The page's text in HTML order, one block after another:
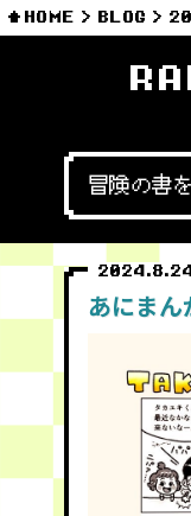
HOME BLOG
冒険の書
2024.8.24
あにまん